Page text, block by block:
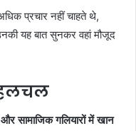
प्रचार नहीं चाहते थे,
यह बात सुनकर वहां मौजूद
हलचल
सामाजिक गलियारों में खान